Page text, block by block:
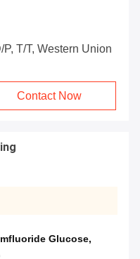
P, T/T, Western Union
Contact Now
Glucose,